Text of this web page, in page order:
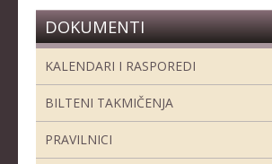
DOKUMENTI
KALENDARI I RASPOREDI
BILTENI TAKMIČENJA
PRAVILNICI